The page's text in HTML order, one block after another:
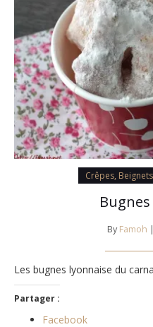
Crêpes,
By Famoh |
Les bugnes lyonnaise du
Partager :
Facebook